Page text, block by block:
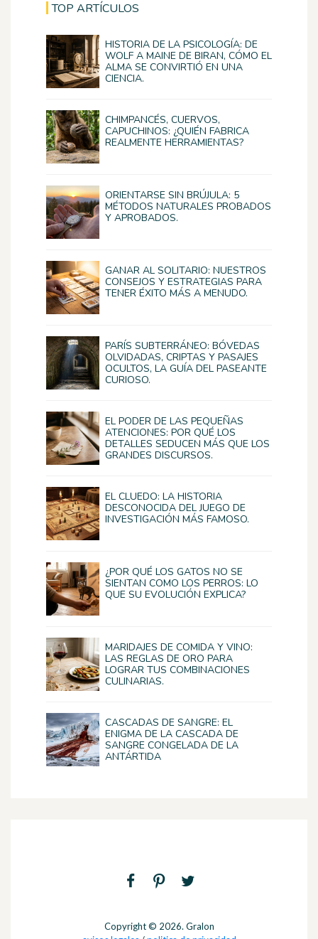
TOP ARTÍCULOS
HISTORIA DE LA PSICOLOGÍA: DE
WOLF A MAINE DE BIRAN, CÓMO EL
ALMA SE CONVIRTIÓ EN UNA
CIENCIA.
CHIMPANCÉS, CUERVOS,
CAPUCHINOS: ¿QUIÉN FABRICA
REALMENTE HERRAMIENTAS?
ORIENTARSE SIN BRÚJULA: 5
MÉTODOS NATURALES PROBADOS
Y APROBADOS.
GANAR AL SOLITARIO: NUESTROS
CONSEJOS Y ESTRATEGIAS PARA
TENER ÉXITO MÁS A MENUDO.
PARÍS SUBTERRÁNEO: BÓVEDAS
OLVIDADAS, CRIPTAS Y PASAJES
OCULTOS, LA GUÍA DEL PASEANTE
CURIOSO.
EL PODER DE LAS PEQUEÑAS
ATENCIONES: POR QUÉ LOS
DETALLES SEDUCEN MÁS QUE LOS
GRANDES DISCURSOS.
EL CLUEDO: LA HISTORIA
DESCONOCIDA DEL JUEGO DE
INVESTIGACIÓN MÁS FAMOSO.
¿POR QUÉ LOS GATOS NO SE
SIENTAN COMO LOS PERROS: LO
QUE SU EVOLUCIÓN EXPLICA?
MARIDAJES DE COMIDA Y VINO:
LAS REGLAS DE ORO PARA
LOGRAR TUS COMBINACIONES
CULINARIAS.
CASCADAS DE SANGRE: EL
ENIGMA DE LA CASCADA DE
SANGRE CONGELADA DE LA
ANTÁRTIDA
Copyright © 2026. Gralon